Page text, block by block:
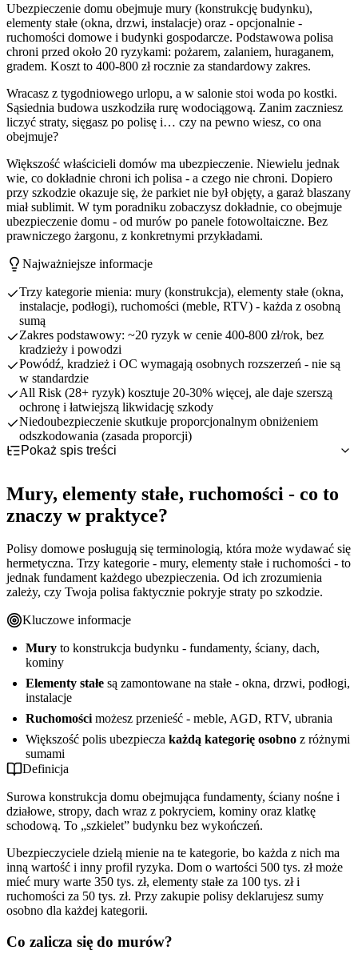
Ubezpieczenie domu obejmuje mury (konstrukcję budynku),
elementy stałe (okna, drzwi, instalacje) oraz - opcjonalnie -
ruchomości domowe i budynki gospodarcze. Podstawowa polisa
chroni przed około 20 ryzykami: pożarem, zalaniem, huraganem,
gradem. Koszt to 400-800 zł rocznie za standardowy zakres.
Wracasz z tygodniowego urlopu, a w salonie stoi woda po kostki.
Sąsiednia budowa uszkodziła rurę wodociągową. Zanim zaczniesz
liczyć straty, sięgasz po polisę i… czy na pewno wiesz, co ona
obejmuje?
Większość właścicieli domów ma ubezpieczenie. Niewielu jednak
wie, co dokładnie chroni ich polisa - a czego nie chroni. Dopiero
przy szkodzie okazuje się, że parkiet nie był objęty, a garaż blaszany
miał sublimit. W tym poradniku zobaczysz dokładnie, co obejmuje
ubezpieczenie domu - od murów po panele fotowoltaiczne. Bez
prawniczego żargonu, z konkretnymi przykładami.
Najważniejsze informacje
Trzy kategorie mienia: mury (konstrukcja), elementy stałe (okna,
instalacje, podłogi), ruchomości (meble, RTV) - każda z osobną
sumą
Zakres podstawowy: ~20 ryzyk w cenie 400-800 zł/rok, bez
kradzieży i powodzi
Powódź, kradzież i OC wymagają osobnych rozszerzeń - nie są
w standardzie
All Risk (28+ ryzyk) kosztuje 20-30% więcej, ale daje szerszą
ochronę i łatwiejszą likwidację szkody
Niedoubezpieczenie skutkuje proporcjonalnym obniżeniem
odszkodowania (zasada proporcji)
Pokaż spis treści
Elementy stałe - pełna lista
Ruchomości domowe - co wchodzi w skład?
Zdarzenia losowe - pełna lista
Przykłady typowych szkód
Rozszerzenia, które warto dokupić
Ubezpieczenie od kradzieży
OC w życiu prywatnym
Home Assistance
Panele fotowoltaiczne i pompy ciepła
All Risk vs ryzyka nazwane - którą formułę wybrać?
Dla kogo All Risk?
Czego ubezpieczenie domu NIE obejmuje? Wyłączenia
Standardowe wyłączenia
Kiedy polisa nie zadziała?
Najczęstsze błędy przy wyborze zakresu ubezpieczenia domu
Błędy przy zakupie polisy
Błędy przy zgłaszaniu szkody
Ubezpieczenie domu vs mieszkania - kluczowe różnice
Na co zwrócić uwagę przy domu?
Podsumowanie - jak sprawdzić zakres swojej polisy?
Mury, elementy stałe, ruchomości - co to
znaczy w praktyce?
Polisy domowe posługują się terminologią, która może wydawać się
hermetyczna. Trzy kategorie - mury, elementy stałe i ruchomości - to
jednak fundament każdego ubezpieczenia. Od ich zrozumienia
zależy, czy Twoja polisa faktycznie pokryje straty po szkodzie.
Kluczowe informacje
Mury to konstrukcja budynku - fundamenty, ściany, dach,
kominy
Elementy stałe są zamontowane na stałe - okna, drzwi, podłogi,
instalacje
Ruchomościmożesz przenieść - meble, AGD, RTV, ubrania
Większość polis ubezpiecza każdą kategorię osobno z różnymi
sumami
Definicja
Surowa konstrukcja domu obejmująca fundamenty, ściany nośne i
działowe, stropy, dach wraz z pokryciem, kominy oraz klatkę
schodową. To „szkielet” budynku bez wykończeń.
Ubezpieczyciele dzielą mienie na te kategorie, bo każda z nich ma
inną wartość i inny profil ryzyka. Dom o wartości 500 tys. zł może
mieć mury warte 350 tys. zł, elementy stałe za 100 tys. zł i
ruchomości za 50 tys. zł. Przy zakupie polisy deklarujesz sumy
osobno dla każdej kategorii.
Co zalicza się do murów?